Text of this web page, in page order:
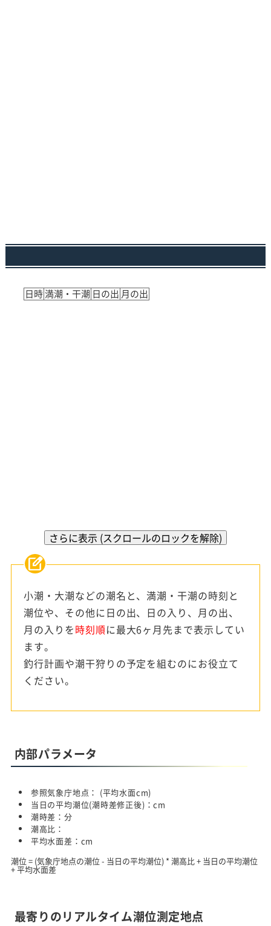
日時満潮・干潮 日の出 月の出
さらに表示 (スクロールのロックを解除)
小潮・大潮などの潮名と、満潮・干潮の時刻と
潮位や、その他に日の出、日の入り、月の出、
月の入りを時刻順に最大6ヶ月先まで表示してい
ます。
釣行計画や潮干狩りの予定を組むのにお役立て
ください。
内部パラメータ
参照気象庁地点： (平均水面cm)
当日の平均潮位(潮時差修正後)：cm
潮時差：分
潮高比：
平均水面差： cm
潮位 = (気象庁地点の潮位 - 当日の平均潮位) * 潮高比 + 当日の平均潮位
+ 平均水面差
最寄りのリアルタイム潮位測定地点